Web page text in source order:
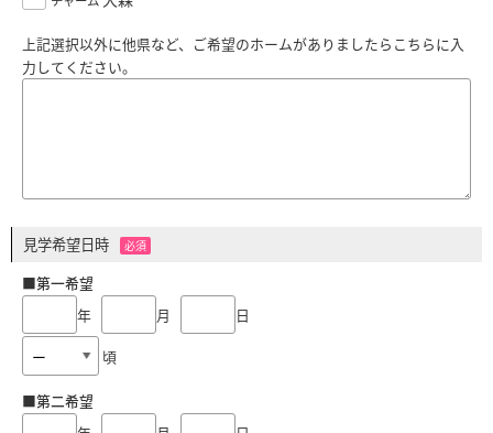
上記選択以外に他県など、ご希望のホームがありましたらこちらに入
力してください。
見学希望日時 必須
■第一希望
年
月
日
頃
■第二希望